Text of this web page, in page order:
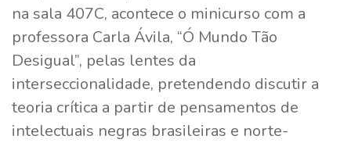
na sala 407C, acontece o minicurso com a
professora Carla Ávila, “Ó Mundo Tão
Desigual”, pelas lentes da
interseccionalidade, pretendendo discutir a
teoria crítica a partir de pensamentos de
intelectuais negras brasileiras e norte-